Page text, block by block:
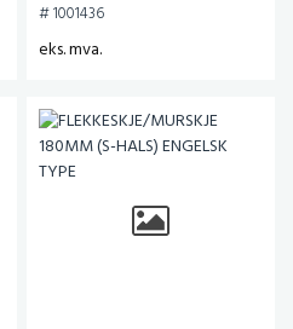
# 1001436
eks. mva.